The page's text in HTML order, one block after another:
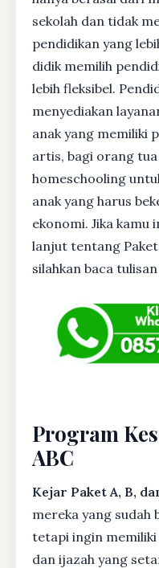
sekolah dan tidak
pendidikan yang
didik memilih
lebih fleksibel.
menyediakan
anak yang memiliki
artis, bagi orang
homeschooling
anak yang harus
ekonomi. Jika kamu
lanjut tentang Paket
silahkan baca
Program
ABC
Kejar Paket A, B,
mereka yang sudah
tetapi ingin memiliki
dan ijazah yang